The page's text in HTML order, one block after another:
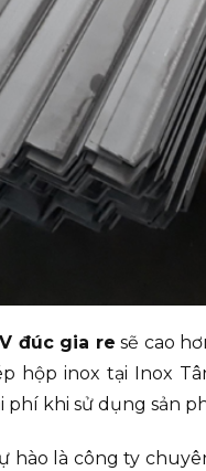
đúc gia re sẽ cao
hộp inox tại Inox
phí khi sử dụng sản
hào là công ty